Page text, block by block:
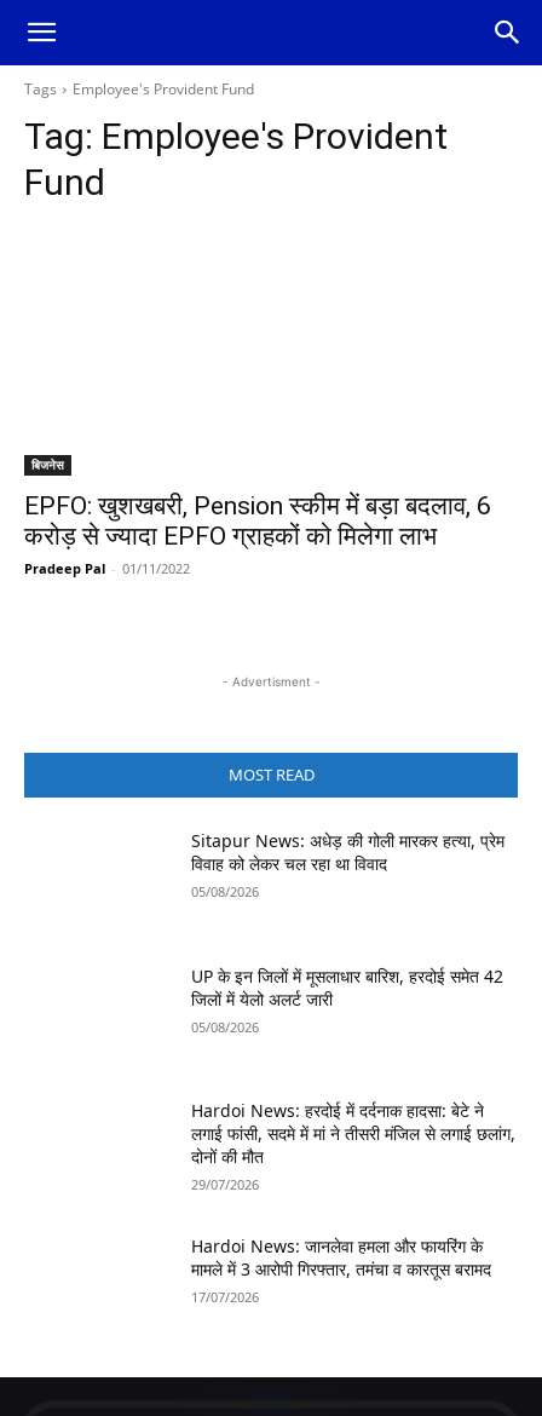
Tags Employee's Provident Fund
Tag: Employee's Provident
Fund
बिजनेस
EPFO: खुशखबरी, Pension स्कीम में बड़ा बदलाव, 6
करोड़ से ज्यादा EPFO ग्राहकों को मिलेगा लाभ
Pradeep Pal - 01/11/2022
- Advertisment -
MOST READ
Sitapur News: अधेड़ की गोली मारकर हत्या, प्रेम
विवाह को लेकर चल रहा था विवाद
05/08/2026
UP के इन जिलों में मूसलाधार बारिश, हरदोई समेत 42
जिलों में येलो अलर्ट जारी
05/08/2026
Hardoi News: हरदोई में दर्दनाक हादसा: बेटे ने
लगाई फांसी, सदमे में मां ने तीसरी मंजिल से लगाई छलांग,
दोनों की मौत
29/07/2026
Hardoi News: जानलेवा हमला और फायरिंग के
मामले में 3 आरोपी गिरफ्तार, तमंचा व कारतूस बरामद
17/07/2026